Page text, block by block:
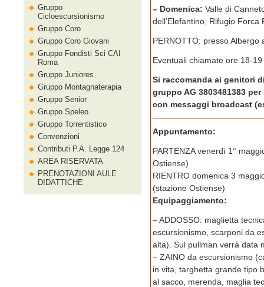
– Domenica: Valle di
dell’Elefantino, Rifugio Forca
PERNOTTO: presso Albergo
Eventuali chiamate ore 18-
Si raccomanda ai genitori
gruppo AG 3803481383
con messaggi broadcast
Appuntamento:
PARTENZA venerdì 1°
Ostiense)
RIENTRO domenica 3
(stazione Ostiense)
Equipaggiamento:
– ADDOSSO: maglietta
escursionismo, scarponi da
alta). Sul pullman verrà data
– ZAINO da escursionismo
in vita, targhetta grande tipo
al sacco, merenda, maglia
Gruppo
Cicloescursionismo
Gruppo Coro
Gruppo Coro Giovani
Gruppo Fondisti Sci CAI
Roma
Gruppo Juniores
Gruppo Montagnaterapia
Gruppo Senior
Gruppo Speleo
Gruppo Torrentistico
Convenzioni
Contributi P.A. Legge 124
AREA RISERVATA
PRENOTAZIONI AULE
DIDATTICHE